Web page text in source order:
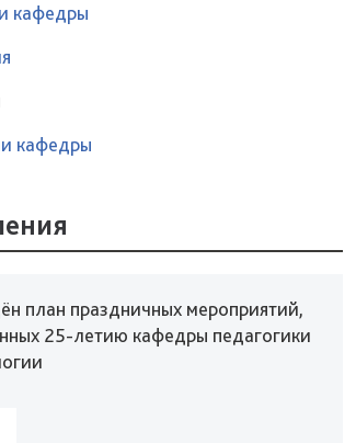
кафедры
кафедры
план праздничных мероприятий,
25-летию кафедры педагогики